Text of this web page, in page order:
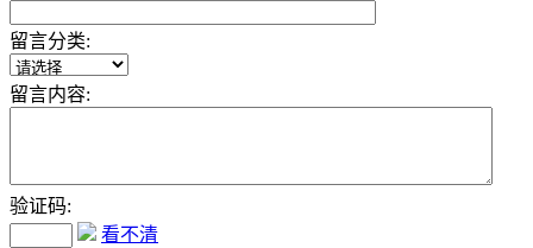
留言分类:
留言内容:
验证码:
看不清